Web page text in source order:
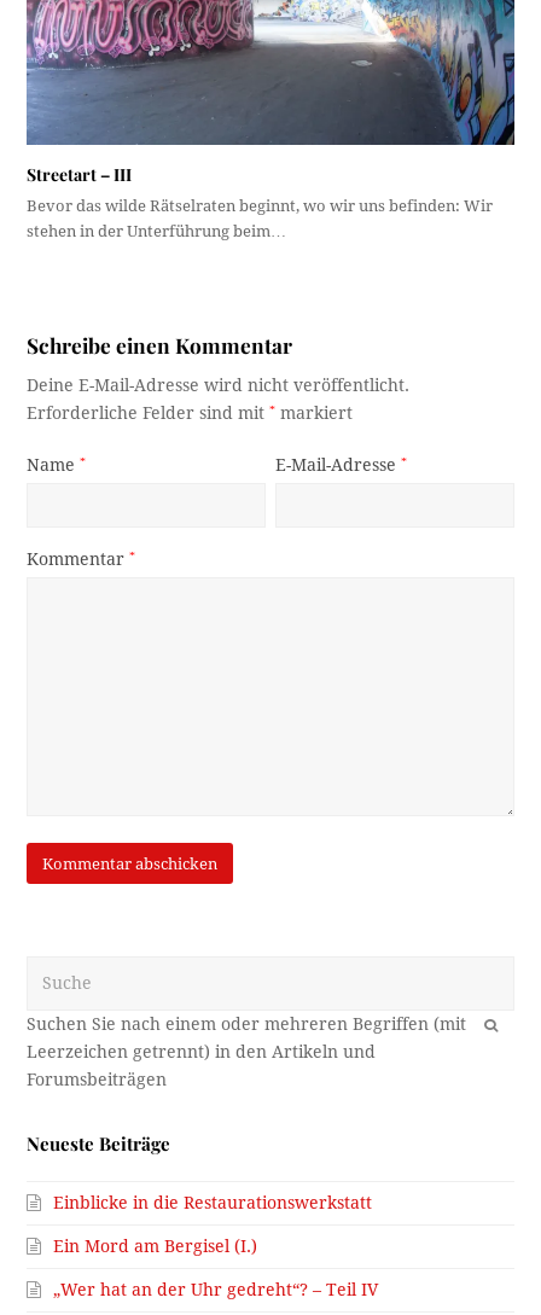
Streetart – III
Bevor das wilde Rätselraten beginnt, wo wir uns befinden: Wir
stehen in der Unterführung beim…
Schreibe einen Kommentar
Deine E-Mail-Adresse wird nicht veröffentlicht.
Erforderliche Felder sind mit* markiert
Name* E-Mail-Adresse*
Kommentar*
OK
Neueste Beiträge
Einblicke in die Restaurationswerkstatt
Ein Mord am Bergisel (I.)
„Wer hat an der Uhr gedreht“? – Teil IV